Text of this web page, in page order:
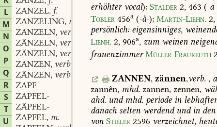
L
M
N
O
P
Q
R
S
T
U
ZANZEL, f.
ZANZELING, m.
ZANZELN, verb.
ZÄNZELN, verb.
ZÄNZELN, verb.
ZANZEN, verb.
ZÄNZEN, verb.
ZAPF-
ZAPFEL-
ZÄPFEL-
ZAPFEL, m.
erhöhtervocal); Stalder 2, 463 (-a-
Tobler 456a (-ä-); Martin-Liehn. 2,
persönlich:eigensinniges,
Lienh. 2, 906a, zum weinen
frauenzimmer Müller-Fraureuth
ZANNEN, zännen,verb. ,
zannên, mhd. zannen, zennen,
ahd. undmhd. periode in
danach selten werdendundin den
von Stieler 2596 verzeichnet,